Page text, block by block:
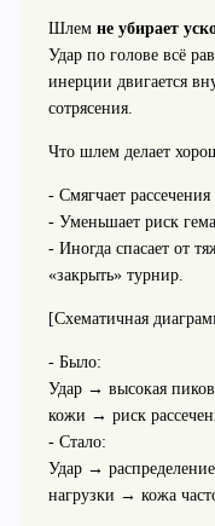
Шлем не убирает
Удар по голове всё
инерции двигается
сотрясения.
Что шлем делает
- Смягчает
- Уменьшает риск
- Иногда спасает от
«закрыть» турнир.
[Схематичная
- Было:
Удар → высокая
кожи → риск
- Стало:
Удар →
нагрузки → кожа